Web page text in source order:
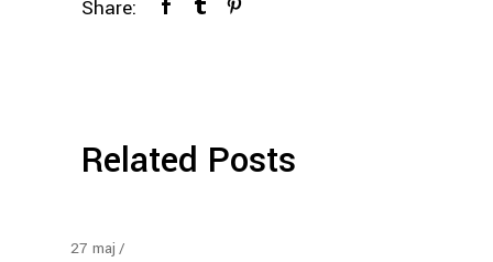
Share:
Related Posts
27 maj